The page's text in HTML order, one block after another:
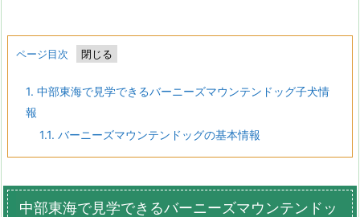
ページ目次
1. 中部東海で見学できるバーニーズマウンテンドッグ子犬情
報
1.1. バーニーズマウンテンドッグの基本情報
中部東海で見学できるバーニーズマウンテンドッ